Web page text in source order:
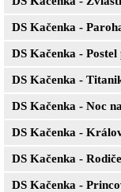
DS Kačenka -
DS Kačenka - Postel
DS Kačenka -
DS Kačenka - Noc
DS Kačenka -
DS Kačenka -
DS Kačenka -